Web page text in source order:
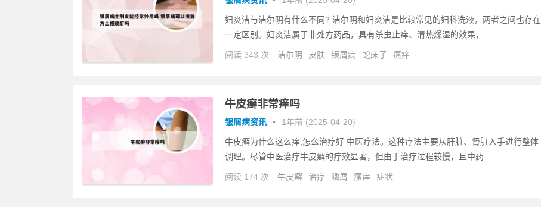
妇炎洁与洁尔阴有什么不同? 洁尔阴和妇炎洁是比较常见的妇科洗液，两者之间也存在
一定区别。妇炎洁属于非处方药品，具有杀虫止痒、清热燥湿的效果，...
阅读 343 次 洁尔阴 皮肤 银屑病 蛇床子 瘙痒
牛皮癣非常痒吗
银屑病资讯 • 1年前 (2025-04-20)
牛皮癣为什么这么痒,怎么治疗好 中医疗法。这种疗法主要从肝脏、肾脏入手进行整体
调理。尽管中医治疗牛皮癣的疗效显著，但由于治疗过程较慢，且中药...
阅读 174 次 牛皮癣 治疗 鳞屑 瘙痒 症状